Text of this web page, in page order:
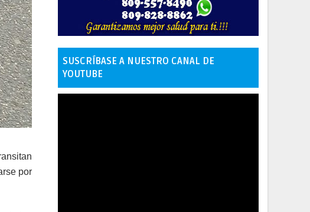
por
SUSCRÍBASE A NUESTRO CANAL DE
YOUTUBE